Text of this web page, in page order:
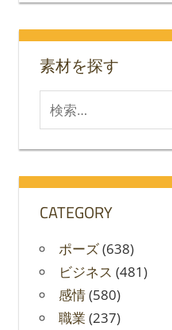
シ
ョ
ン
素材を探す
索
対
CATEGORY
ポーズ(638)
ビジネス (481)
感情(580)
職業 (237)